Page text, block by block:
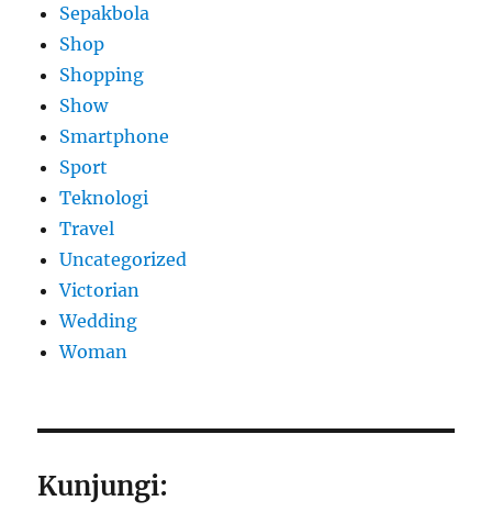
Sepakbola
Shop
Shopping
Show
Smartphone
Sport
Teknologi
Travel
Uncategorized
Victorian
Wedding
Woman
Kunjungi: